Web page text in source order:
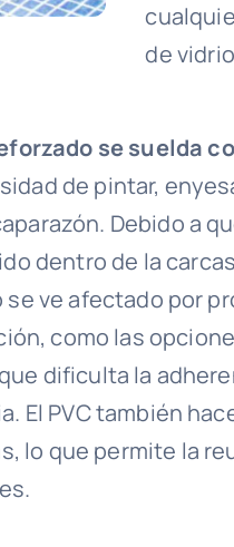
de
se suelda
de pintar,
Debido a
dentro de la
se ve afectado por
como las
dificulta la
El PVC también
lo que permite la